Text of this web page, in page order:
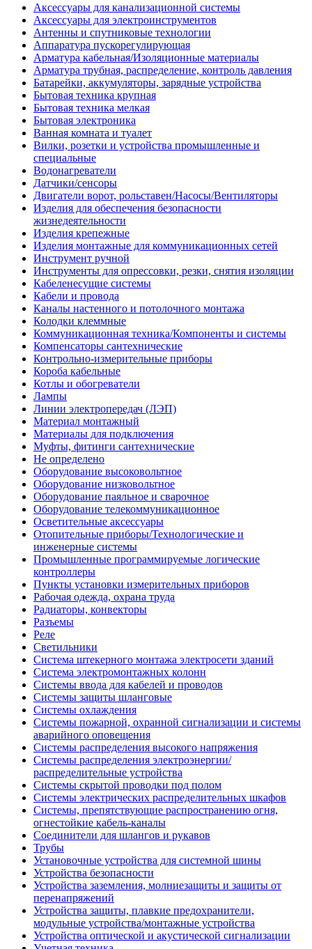
Аксессуары для канализационной системы
Аксессуары для электроинструментов
Антенны и спутниковые технологии
Аппаратура пускорегулирующая
Арматура кабельная/Изоляционные материалы
Арматура трубная, распределение, контроль давления
Батарейки, аккумуляторы, зарядные устройства
Бытовая техника крупная
Бытовая техника мелкая
Бытовая электроника
Ванная комната и туалет
Вилки, розетки и устройства промышленные и
специальные
Водонагреватели
Датчики/сенсоры
Двигатели ворот, рольставен/Насосы/Вентиляторы
Изделия для обеспечения безопасности
жизнедеятельности
Изделия крепежные
Изделия монтажные для коммуникационных сетей
Инструмент ручной
Инструменты для опрессовки, резки, снятия изоляции
Кабеленесущие системы
Кабели и провода
Каналы настенного и потолочного монтажа
Колодки клеммные
Коммуникационная техника/Компоненты и системы
Компенсаторы сантехнические
Контрольно-измерительные приборы
Короба кабельные
Котлы и обогреватели
Лампы
Линии электропередач (ЛЭП)
Материал монтажный
Материалы для подключения
Муфты, фитинги сантехнические
Не определено
Оборудование высоковольтное
Оборудование низковольтное
Оборудование паяльное и сварочное
Оборудование телекоммуникационное
Осветительные аксессуары
Отопительные приборы/Технологические и
инженерные системы
Промышленные программируемые логические
контроллеры
Пункты установки измерительных приборов
Рабочая одежда, охрана труда
Радиаторы, конвекторы
Разъемы
Реле
Светильники
Система штекерного монтажа электросети зданий
Система электромонтажных колонн
Системы ввода для кабелей и проводов
Системы защиты шланговые
Системы охлаждения
Системы пожарной, охранной сигнализации и системы
аварийного оповещения
Системы распределения высокого напряжения
Системы распределения электроэнергии/
распределительные устройства
Системы скрытой проводки под полом
Системы электрических распределительных шкафов
Системы, препятствующие распространению огня,
огнестойкие кабель-каналы
Соединители для шлангов и рукавов
Трубы
Установочные устройства для системной шины
Устройства безопасности
Устройства заземления, молниезащиты и защиты от
перенапряжений
Устройства защиты, плавкие предохранители,
модульные устройства/монтажные устройства
Устройства оптической и акустической сигнализации